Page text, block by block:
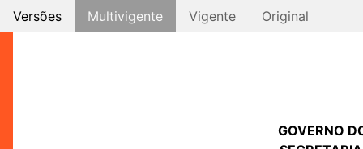
Versões Multivigente Vigente Original
GOVERNO